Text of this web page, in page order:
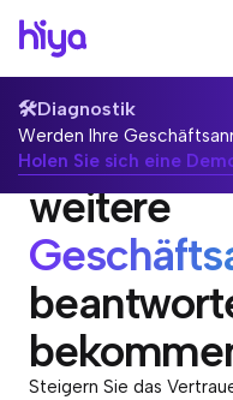
🛠️Diagnostik
Werden Ihre
Holen Sie sich eine
Sind Sie
weitere
Steigern Sie das